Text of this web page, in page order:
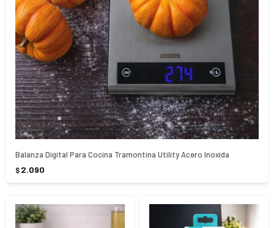
Balanza Digital Para Cocina Tramontina Utility Acero Inoxida
$ 2.090